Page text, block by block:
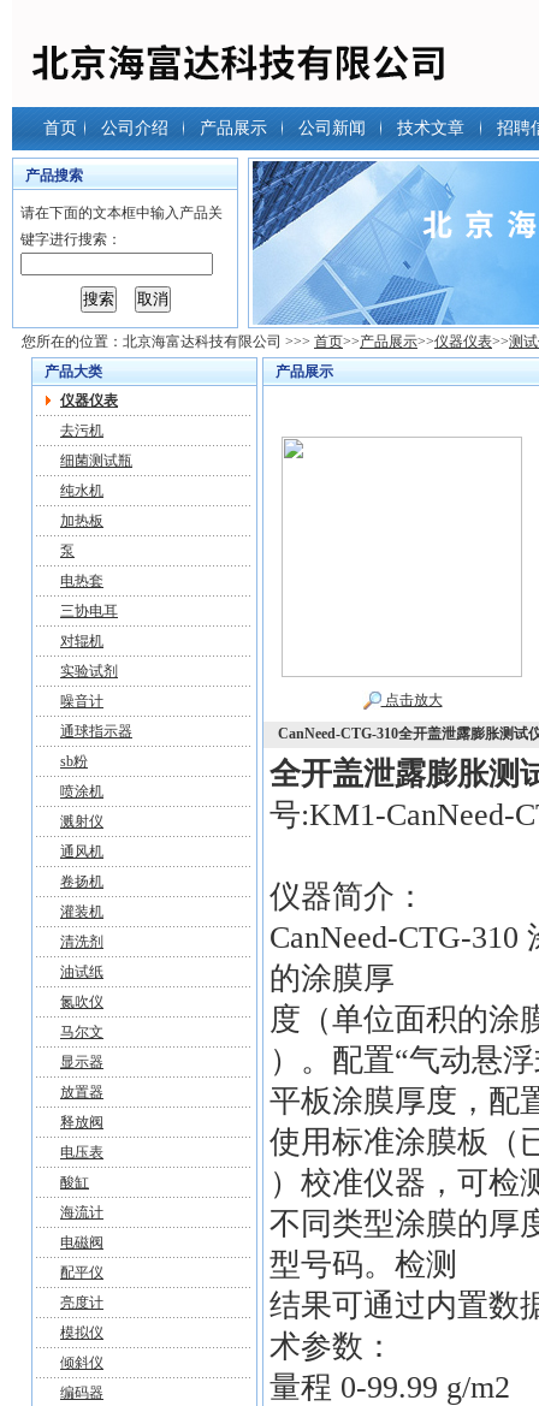
首页 公司介绍 产品展示 公司新闻 技术文章 招聘
产品搜索
请在下面的文本框中输入产品关
键字进行搜索：
您所在的位置： 北京海富达科技有限公司 >>> 首页>>产品展示>>仪器仪表>>测
产品大类
仪器仪表
去污机
细菌测试瓶
纯水机
加热板
泵
电热套
三协电耳
对辊机
实验试剂
噪音计
通球指示器
sb粉
喷涂机
溅射仪
通风机
卷扬机
灌装机
清洗剂
油试纸
氮吹仪
马尔文
显示器
放置器
释放阀
电压表
酸缸
海流计
电磁阀
配平仪
亮度计
模拟仪
倾斜仪
编码器
产品展示
点击放大
CanNeed-CTG-310全开盖泄露膨胀测试
全开盖泄露膨胀测
号:KM1-CanNeed-
仪器简介：
CanNeed-CTG-
的涂膜厚
度（单位面积的涂
）。配置“气动悬
平板涂膜厚度，配
使用标准涂膜板（
）校准仪器，可检
不同类型涂膜的厚
型号码。检测
结果可通过内置数
术参数：
量程 0-99.99 g/m2